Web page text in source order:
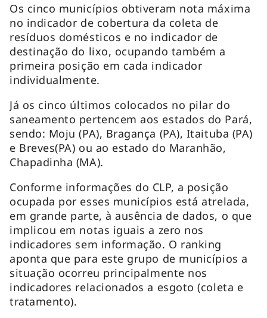
Os cinco municípios obtiveram nota máxima
no indicador de cobertura da coleta de
resíduos domésticos e no indicador de
destinação do lixo, ocupando também a
primeira posição em cada indicador
individualmente.
Já os cinco últimos colocados no pilar do
saneamento pertencem aos estados do Pará,
sendo: Moju (PA), Bragança (PA), Itaituba (PA)
e Breves(PA) ou ao estado do Maranhão,
Chapadinha (MA).
Conforme informações do CLP, a posição
ocupada por esses municípios está atrelada,
em grande parte, à ausência de dados, o que
implicou em notas iguais a zero nos
indicadores sem informação. O ranking
aponta que para este grupo de municípios a
situação ocorreu principalmente nos
indicadores relacionados a esgoto (coleta e
tratamento).